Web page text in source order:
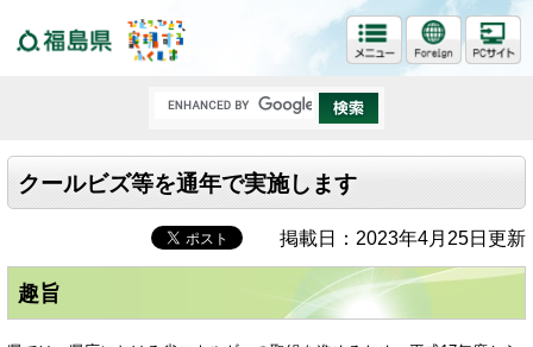
クールビズ等を通年で実施します
掲載日：2023年4月25日更新
趣旨